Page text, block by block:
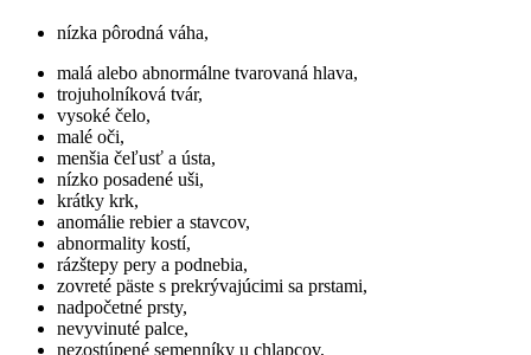
nízka pôrodná váha,
malá alebo abnormálne tvarovaná hlava,
trojuholníková tvár,
vysoké čelo,
malé oči,
menšia čeľusť a ústa,
nízko posadené uši,
krátky krk,
anomálie rebier a stavcov,
abnormality kostí,
rázštepy pery a podnebia,
zovreté päste s prekrývajúcimi sa prstami,
nadpočetné prsty,
nevyvinuté palce,
nezostúpené semenníky u chlapcov,